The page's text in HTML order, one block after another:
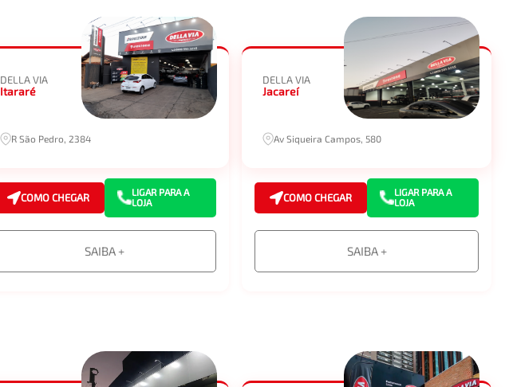
DELLA VIA
Itararé
R São Pedro, 2384
COMO CHEGAR
LIGAR PARA A
LOJA
SAIBA +
DELLA VIA
Jacareí
Av Siqueira Campos, 580
COMO CHEGAR
LIGAR PARA A
LOJA
SAIBA +